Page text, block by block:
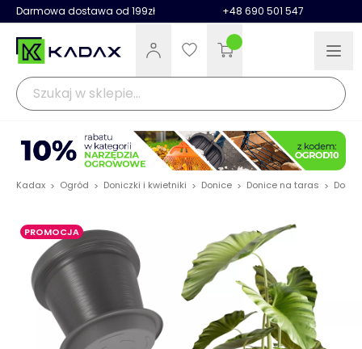
Darmowa dostawa od 199zł +48 690 501 547
Kadax > Ogród > Doniczki i kwietniki > Donice > Donice na taras >
PROMOCJA